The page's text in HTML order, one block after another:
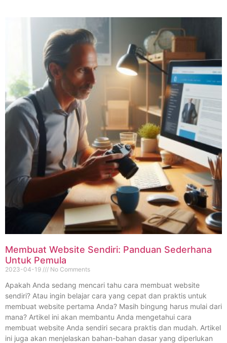
Membuat Website Sendiri: Panduan Sederhana
Untuk Pemula
2023-04-19 No Comments
Apakah Anda sedang mencari tahu cara membuat website
sendiri? Atau ingin belajar cara yang cepat dan praktis untuk
membuat website pertama Anda? Masih bingung harus mulai dari
mana? Artikel ini akan membantu Anda mengetahui cara
membuat website Anda sendiri secara praktis dan mudah. Artikel
ini juga akan menjelaskan bahan-bahan dasar yang diperlukan